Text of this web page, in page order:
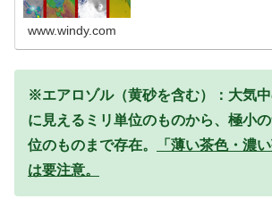
www.windy.com
※エアロゾル（黄砂を含む）：大気中
に見えるミリ単位のものから、極小
位のものまで存在。
「薄い茶色・濃
は要注意。